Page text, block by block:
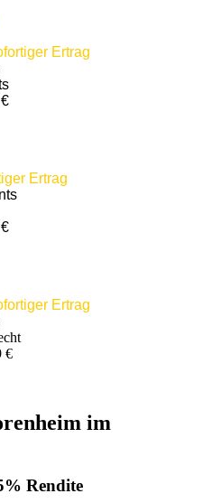
Ertrag
Ertrag
Ertrag
€
im
Rendite